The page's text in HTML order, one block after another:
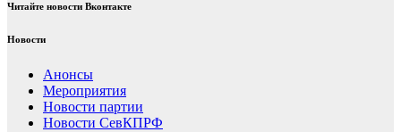
Читайте новости Вконтакте
Новости
Анонсы
Мероприятия
Новости партии
Новости СевКПРФ